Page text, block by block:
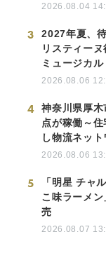
2026.08.04
3
2027年夏、
リスティー
ミュージカル
2026.08.06
4
神奈川県厚
点が稼働～
し物流ネッ
2026.08.06
5
「明星 チャ
こ味ラーメ
売
2026.08.07